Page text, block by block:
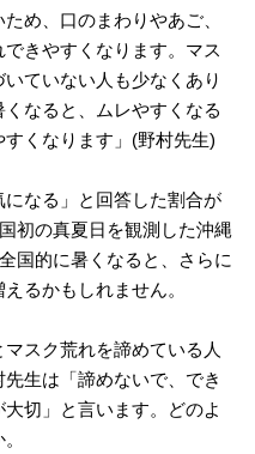
め、口のまわりやあご、
きやすくなります。マス
ていない人も少なくあり
なると、ムレやすくなる
くなります」(野村先生)
になる」と回答した割合が
初の真夏日を観測した沖縄
国的に暑くなると、さらに
るかもしれません。
スク荒れを諦めている人
生は「諦めないで、でき
切」と言います。どのよ